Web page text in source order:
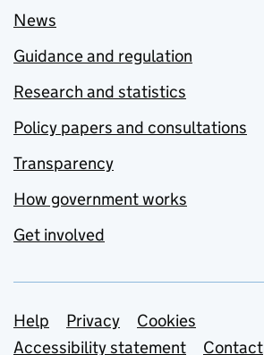
News
Guidance and regulation
Research and statistics
Policy papers and consultations
Transparency
How government works
Get involved
Support links
Help Privacy
Cookies
Accessibility statement
Contact